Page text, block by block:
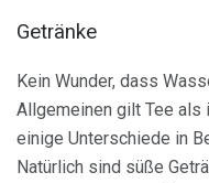
Getränke
Kein Wunder, dass
Allgemeinen gilt Tee als
einige Unterschiede in
Natürlich sind süße